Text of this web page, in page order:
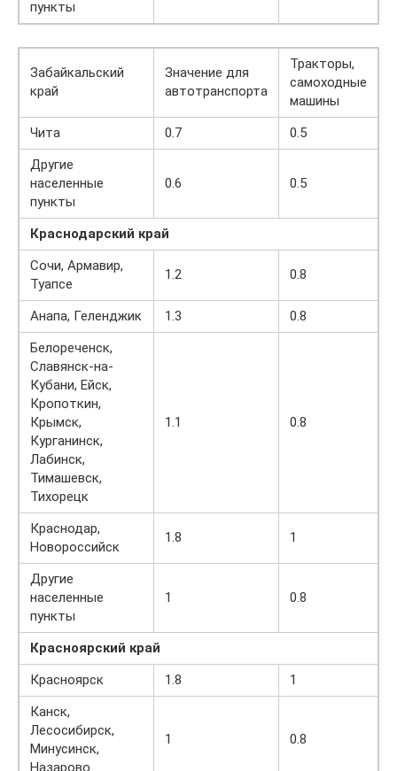
пункты
Забайкальский
край
Значение для
автотранспорта
Тракторы,
самоходные
машины
Чита
0.7
0.5
Другие
населенные
пункты
0.6 0.5
Краснодарский край
Сочи, Армавир,
Туапсе
1.2 0.8
Анапа, Геленджик 1.3
0.8
Белореченск,
Славянск-на-
Кубани, Ейск,
Кропоткин,
Крымск,
Курганинск,
Лабинск,
Тимашевск,
Тихорецк
1.1 0.8
Краснодар,
Новороссийск
1.8 1
Другие
населенные
пункты
1 0.8
Красноярский край
Красноярск
1.8
1
Канск,
Лесосибирск,
Минусинск,
Назарово
1 0.8